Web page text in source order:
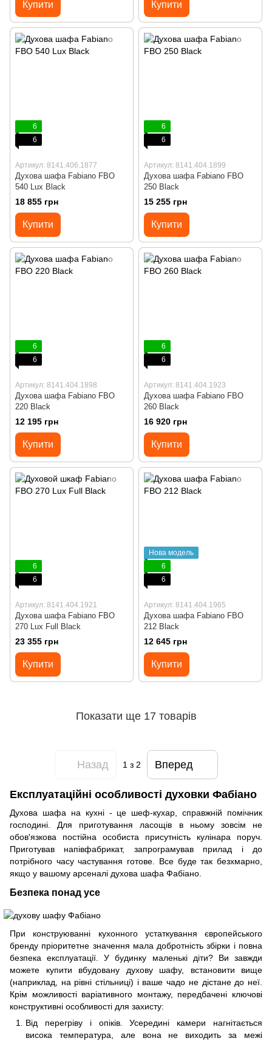
Купити Купити
6
6
Артикул: 8141.406.1877
Духова шафа Fabiano FBO
540 Lux Black
18 855 грн
Купити
6
6
Артикул: 8141.404.1899
Духова шафа Fabiano FBO
250 Black
15 255 грн
Купити
6
6
Артикул: 8141.404.1898
Духова шафа Fabiano FBO
220 Black
12 195 грн
Купити
6
6
Артикул: 8141.404.1923
Духова шафа Fabiano FBO
260 Black
16 920 грн
Купити
6
6
Артикул: 8141.404.1921
Духова шафа Fabiano FBO
270 Lux Full Black
23 355 грн
Купити
Нова модель
6
6
Артикул: 8141.404.1965
Духова шафа Fabiano FBO
212 Black
12 645 грн
Купити
Показати ще 17 товарів
Назад 1з 2 Вперед
Експлуатаційні особливості духовки Фабіано
Духова шафа на кухні - це шеф-кухар, справжній помічник
господині. Для приготування ласощів в ньому зовсім не
обов'язкова постійна особиста присутність кулінара поруч.
Приготував напівфабрикат, запрограмував прилад і до
потрібного часу частування готове. Все буде так безхмарно,
якщо у вашому арсеналі духова шафа Фабіано.
Безпека понад усе
При конструюванні кухонного устаткування європейського
бренду пріоритетне значення мала добротність збірки і повна
безпека експлуатації. У будинку маленькі діти? Ви завжди
можете купити вбудовану духову шафу, встановити вище
(наприклад, на рівні стільниці) і ваше чадо не дістане до неї.
Крім можливості варіативного монтажу, передбачені ключові
конструктивні особливості для захисту:
Від перегріву і опіків. Усередині камери нагнітається
висока температура, але вона не виходить за межі